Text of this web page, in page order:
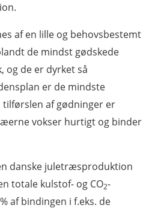
af en lille og behovsbestemt
de mindst gødskede
og de er dyrket så
er de mindste
af gødninger er
vokser hurtigt og binder
danske juletræsproduktion
totale kulstof- og CO2-
af bindingen i f.eks. de